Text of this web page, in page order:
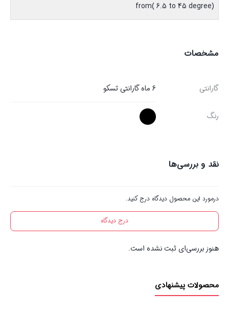
from( 6.5 to 45 degree)
مشخصات
گارانتی 6 ماه گارانتی تسکو
رنگ
نقد و بررسی‌ها
درمورد این محصول دیدگاه درج کنید.
درج دیدگاه
هنوز بررسی‌ای ثبت نشده است.
محصولات پیشنهادی